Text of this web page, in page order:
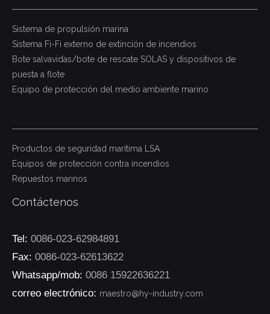
Sistema de propulsión marina
Sistema Fi-Fi externo de extinción de incendios
Bote salvavidas/bote de rescate SOLAS y dispositivos de
puesta a flote
Equipo de protección del medio ambiente marino
Productos de seguridad marítima LSA
Equipos de protección contra incendios
Repuestos marinos
Contáctenos
Tel: 0086-023-62984891
Fax: 0086-023-62613622
Whatsapp/mob: 0086 15922636221
correo electrónico: maestro@hy-industry.com